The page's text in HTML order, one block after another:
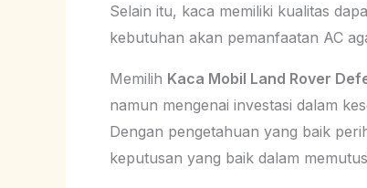
Selain itu, kaca memiliki kualitas
kebutuhan akan pemanfaatan AC
Memilih Kaca Mobil Land Rover
namun mengenai investasi dalam
Dengan pengetahuan yang baik
keputusan yang baik dalam